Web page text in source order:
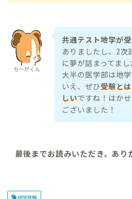
ちーがくん
共通テスト地学が
ありましたし、2次
に夢が詰まってまし
大半の医学部は地
いえ、ぜひ受験と
しいですね！はか
ございました！
最後までお読みいただき、あり
地学受験